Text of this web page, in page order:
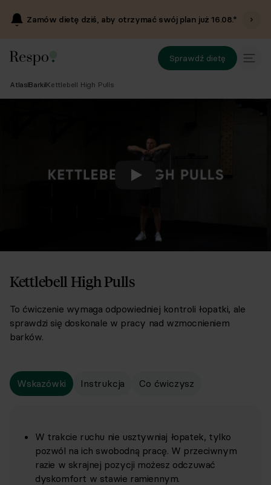
Zamów dietę dziś, aby otrzymać swój plan już16.08.*
Sprawdź dietę
Atlas Barki Kettlebell High Pulls
Odtwórz
Kettlebell High Pulls
To ćwiczenie wymaga odpowiedniej kontroli łopatki, ale
sprawdzi się doskonale w pracy nad wzmocnieniem
barków.
Wskazówki Instrukcja Co ćwiczysz
W trakcie ruchu nie usztywniaj łopatek, tylko
pozwól na ich swobodną pracę. W przeciwnym
razie w skrajnej pozycji możesz odczuwać
dyskomfort w stawie ramiennym.